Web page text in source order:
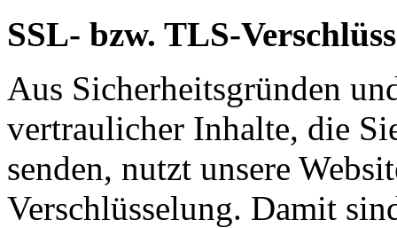
SSL- bzw. TLS-
Aus Sicherheitsgründen
vertraulicher Inhalte, die
senden, nutzt unsere
Verschlüsselung. Damit